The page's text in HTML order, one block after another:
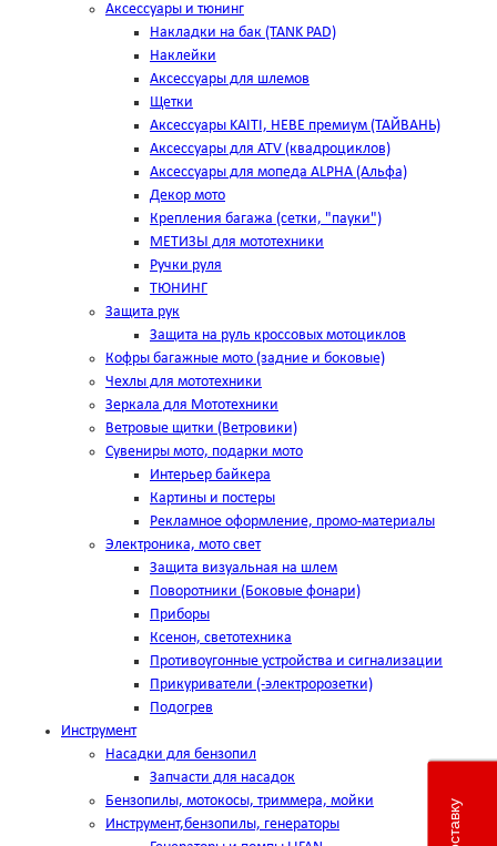
Аксессуары и тюнинг
Накладки на бак (TANK PAD)
Наклейки
Аксессуары для шлемов
Щетки
Аксессуары KAITI, HEBE премиум (ТАЙВАНЬ)
Аксессуары для ATV (квадроциклов)
Аксессуары для мопеда ALPHA (Альфа)
Декор мото
Крепления багажа (сетки, "пауки")
МЕТИЗЫ для мототехники
Ручки руля
ТЮНИНГ
Защита рук
Защита на руль кроссовых мотоциклов
Кофры багажные мото (задние и боковые)
Чехлы для мототехники
Зеркала для Мототехники
Ветровые щитки (Ветровики)
Сувениры мото, подарки мото
Интерьер байкера
Картины и постеры
Рекламное оформление, промо-материалы
Электроника, мото свет
Защита визуальная на шлем
Поворотники (Боковые фонари)
Приборы
Ксенон, светотехника
Противоугонные устройства и сигнализации
Прикуриватели (-электророзетки)
Подогрев
Инструмент
Насадки для бензопил
Запчасти для насадок
Бензопилы, мотокосы, триммера, мойки
Инструмент,бензопилы, генераторы